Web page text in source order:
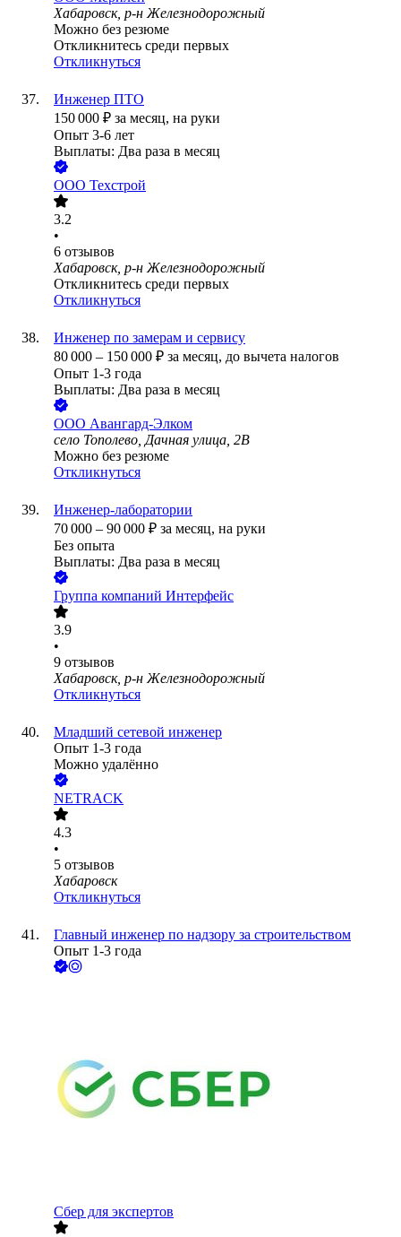
Хабаровск, р-н Железнодорожный
Можно без резюме
Откликнитесь среди первых
Откликнуться
Инженер ПТО
150 000 ₽ за месяц, на руки
Опыт 3-6 лет
Выплаты: Два раза в месяц
ООО Техстрой
3.2
•
6 отзывов
Хабаровск, р-н Железнодорожный
Откликнитесь среди первых
Откликнуться
Инженер по замерам и сервису
80 000 – 150 000 ₽ за месяц, до вычета налогов
Опыт 1-3 года
Выплаты: Два раза в месяц
ООО Авангард-Элком
село Тополево, Дачная улица, 2В
Можно без резюме
Откликнуться
Инженер-лаборатории
70 000 – 90 000 ₽ за месяц, на руки
Без опыта
Выплаты: Два раза в месяц
Группа компаний Интерфейс
3.9
•
9 отзывов
Хабаровск, р-н Железнодорожный
Откликнуться
Младший сетевой инженер
Опыт 1-3 года
Можно удалённо
NETRACK
4.3
•
5 отзывов
Хабаровск
Откликнуться
Главный инженер по надзору за строительством
Опыт 1-3 года
Сбер для экспертов